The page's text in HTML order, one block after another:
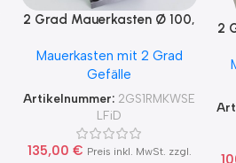
2 Grad Mauerkasten Ø 100,
Dunstabzug
Rückstauklappe 2GS1-R-
MKWSELFiD, runter zur
Haube mit Aluflex
Mauerkasten mit 2 Grad
Gefälle
Artikelnummer: 2GS1RMKWSE
LFiD
135,00 € Preis inkl. MwSt. zzgl.
2